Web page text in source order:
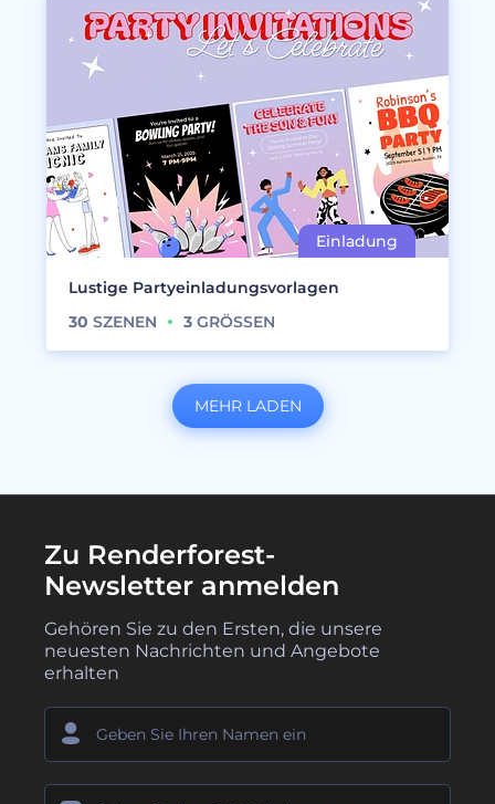
Lustige Partyeinladungsvorlagen
30 SZENEN 3 GRÖSSEN
MEHR LADEN
Zu Renderforest-
Newsletter anmelden
Gehören Sie zu den Ersten, die unsere
neuesten Nachrichten und Angebote
erhalten